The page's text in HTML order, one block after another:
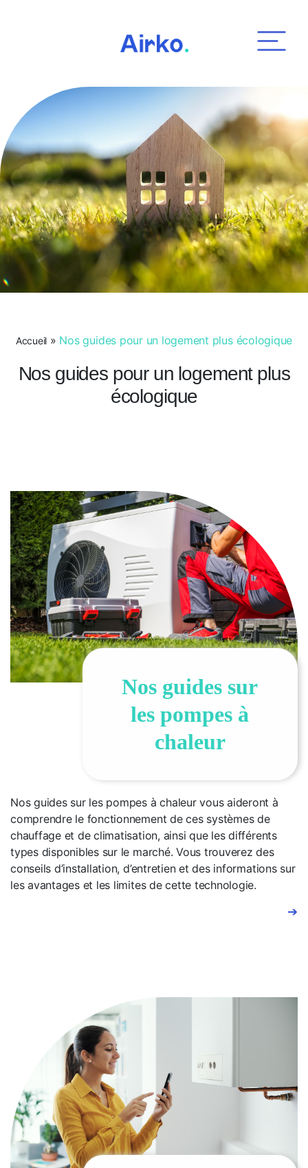
Accueil » Nos guides pour un logement plus écologique
Nos guides pour un logement plus
écologique
Nos guides sur
les pompes à
chaleur
Nos guides sur les pompes à chaleur vous aideront à
comprendre le fonctionnement de ces systèmes de
chauffage et de climatisation, ainsi que les différents
types disponibles sur le marché. Vous trouverez des
conseils d’installation, d’entretien et des informations sur
les avantages et les limites de cette technologie.
➔